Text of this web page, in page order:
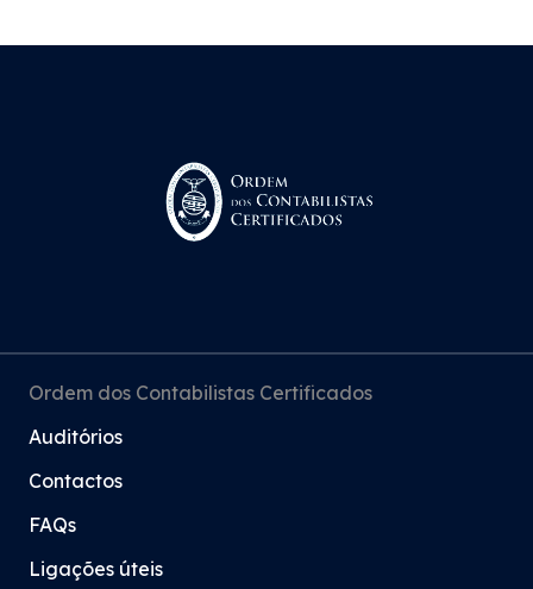
Ordem dos Contabilistas Certificados
Auditórios
Contactos
FAQs
Ligações úteis